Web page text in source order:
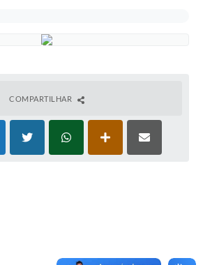
COMPARTILHAR